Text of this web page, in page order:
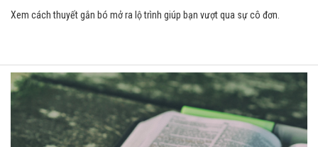
Xem cách thuyết gắn bó mở ra lộ trình giúp bạn vượt qua sự cô đơn.